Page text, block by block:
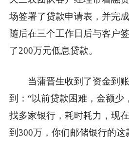
场签署了贷款申请表，并完
随后在三个工作日后与客户
了200万元低息贷款。
当蒲晋生收到了资金到
到：“以前贷款困难，金额少
找多家银行，耗时耗力，现
到300万，你们邮储银行的